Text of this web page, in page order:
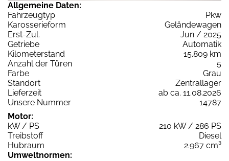
Allgemeine Daten:
Fahrzeugtyp
Pkw
Karosserieform
Geländewagen
Erst-Zul.
Jun / 2025
Getriebe
Automatik
Kilometerstand
15.809 km
Anzahl der Türen
5
Farbe
Grau
Standort
Zentrallager
Lieferzeit
ab ca. 11.08.2026
Unsere Nummer
14787
Motor:
kW / PS
210 kW / 286 PS
Treibstoff
Diesel
Hubraum
2.967 cm³
Umweltnormen: